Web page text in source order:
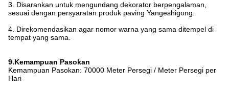
3. Disarankan untuk mengundang dekorator berpengalaman,
sesuai dengan persyaratan produk paving Yangeshigong.
4. Direkomendasikan agar nomor warna yang sama ditempel di
tempat yang sama.
9.Kemampuan Pasokan
Kemampuan Pasokan: 70000 Meter Persegi / Meter Persegi per
Hari